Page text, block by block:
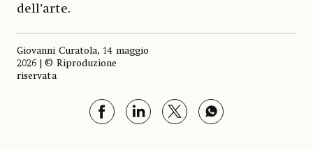
dell’arte.
Giovanni Curatola, 14 maggio
2026 | © Riproduzione
riservata